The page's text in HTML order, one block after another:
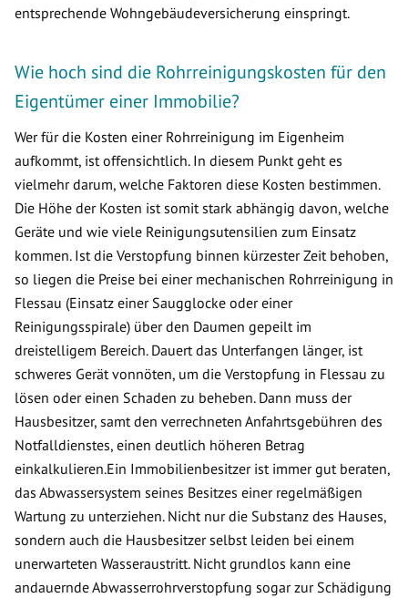
entsprechende Wohngebäudeversicherung einspringt.
Wie hoch sind die Rohrreinigungskosten für den
Eigentümer einer Immobilie?
Wer für die Kosten einer Rohrreinigung im Eigenheim
aufkommt, ist offensichtlich. In diesem Punkt geht es
vielmehr darum, welche Faktoren diese Kosten bestimmen.
Die Höhe der Kosten ist somit stark abhängig davon, welche
Geräte und wie viele Reinigungsutensilien zum Einsatz
kommen. Ist die Verstopfung binnen kürzester Zeit behoben,
so liegen die Preise bei einer mechanischen Rohrreinigung in
Flessau (Einsatz einer Saugglocke oder einer
Reinigungsspirale) über den Daumen gepeilt im
dreistelligem Bereich. Dauert das Unterfangen länger, ist
schweres Gerät vonnöten, um die Verstopfung in Flessau zu
lösen oder einen Schaden zu beheben. Dann muss der
Hausbesitzer, samt den verrechneten Anfahrtsgebühren des
Notfalldienstes, einen deutlich höheren Betrag
einkalkulieren.Ein Immobilienbesitzer ist immer gut beraten,
das Abwassersystem seines Besitzes einer regelmäßigen
Wartung zu unterziehen. Nicht nur die Substanz des Hauses,
sondern auch die Hausbesitzer selbst leiden bei einem
unerwarteten Wasseraustritt. Nicht grundlos kann eine
andauernde Abwasserrohrverstopfung sogar zur Schädigung